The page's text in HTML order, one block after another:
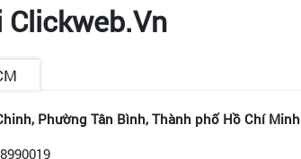
Clickweb.vn
Phường Tân Bình, Thành phố Hồ Chí Minh